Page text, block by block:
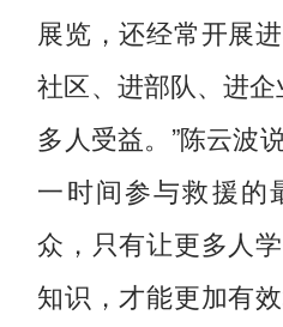
展览，还经常开展
社区、进部队、进企
多人受益。”陈云波
一时间参与救援的
众，只有让更多人
知识，才能更加有